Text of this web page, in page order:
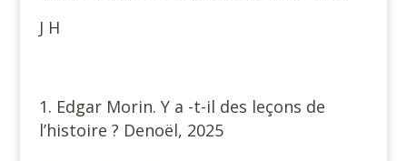
J H
Edgar Morin. Y a -t-il des leçons de
l’histoire ? Denoël, 2025